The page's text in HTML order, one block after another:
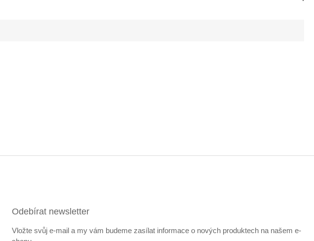
Odebírat newsletter
Vložte svůj e-mail a my vám budeme zasílat informace o nových produktech na našem e-